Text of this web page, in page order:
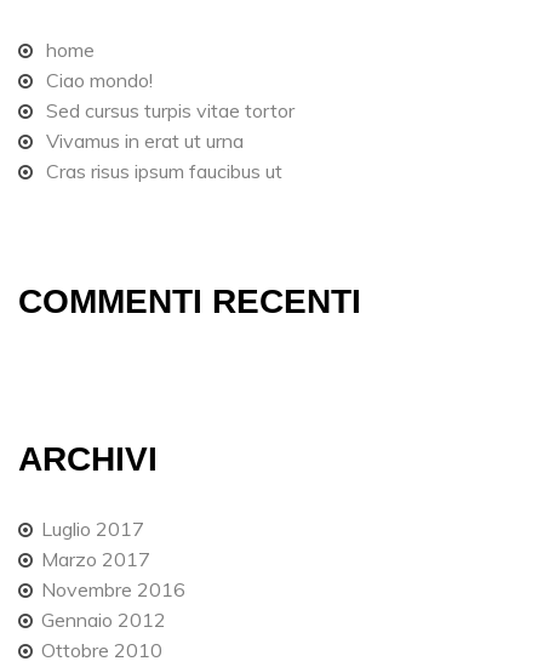
home
Ciao mondo!
Sed cursus turpis vitae tortor
Vivamus in erat ut urna
Cras risus ipsum faucibus ut
COMMENTI RECENTI
ARCHIVI
Luglio 2017
Marzo 2017
Novembre 2016
Gennaio 2012
Ottobre 2010